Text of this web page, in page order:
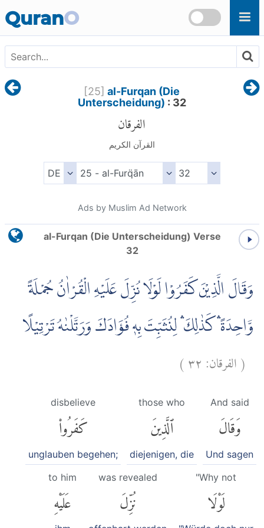
QuranO
[25] al-Furqan (Die
Unterscheidung) : 32
الفرقان
القرآن الكريم
Ads by Muslim Ad Network
al-Furqan (Die Unterscheidung) Verse
32
وَقَالَ الَّذِيْنَ كَفَرُوْا لَوْلَا نُزِّلَ عَلَيْهِ الْقُرْاٰنُ جُمْلَةً
وَّاحِدَةً ۛ كَذٰلِكَ ۛ لِنُثَبِّتَ بِهٖ فُؤَادَكَ وَرَتَّلْنٰهُ تَرْتِيْلًا
(الفرقان:٣٢)
And said
وَقَالَ
Und sagen
those who
ٱلَّذِينَ
diejenigen, die
disbelieve
كَفَرُوا۟
unglauben begehen;
"Why not
لَوْلَا
was revealed
نُزِّلَ
to him
عَلَيْهِ